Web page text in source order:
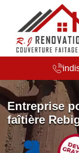
Entreprise
faîtière